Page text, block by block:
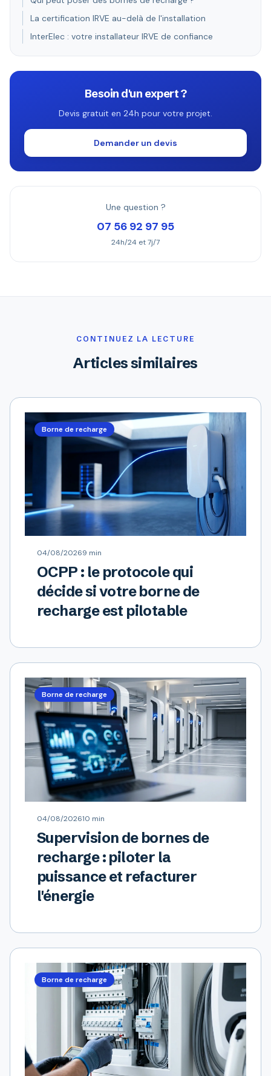
La certification IRVE au-delà de l'installation
InterElec : votre installateur IRVE de confiance
Besoin d'un expert ?
Devis gratuit en 24h pour votre projet.
Demander un devis
Une question ?
07 56 92 97 95
24h/24 et 7j/7
CONTINUEZ LA LECTURE
Articles similaires
Borne de recharge
04/08/20269 min
OCPP : le protocole qui
décide si votre borne de
recharge est pilotable
Borne de recharge
04/08/202610 min
Supervision de bornes de
recharge : piloter la
puissance et refacturer
l'énergie
Borne de recharge